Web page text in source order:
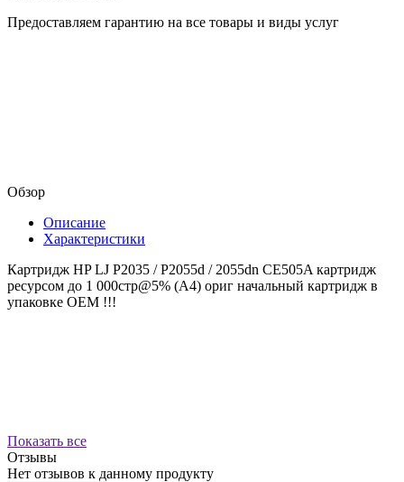
Предоставляем гарантию на все товары и виды услуг
Обзор
Описание
Характеристики
Картридж HP LJ P2035 / P2055d / 2055dn CE505A картридж
ресурсом до 1 000стр@5% (A4) ориг начальный картридж в
упаковке OEM !!!
Показать все
Отзывы
Нет отзывов к данному продукту